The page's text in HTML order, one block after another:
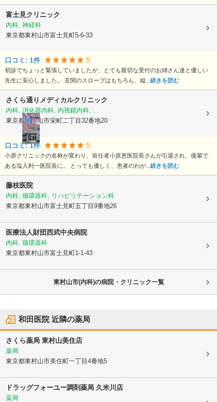
富士見クリニック
内科, 神経科
東京都東村山市富士見町5-6-33
口コミ: 1件 5
初診でちょっと緊張していましたが、とても親切な受付のお姉さん達と優しい
先生に安心しました。 玄関のスロープはもちろん、縦... 続きを読む
さくら通りメディカルクリニック
内科, 消化器内科, 内視鏡内科, ...
東京都東村山市栄町二丁目32番地20
口コミ:1件 5
小原クリニックの名称が変わり、前任者小原恵医院長さんが引退され、後輩で
ある塩入利一医院長に。 とっても優しく、患者のわが... 続きを読む
藤枝医院
内科, 循環器科, リハビリテーション科
東京都東村山市富士見町五丁目9番地26
医療法人財団西武中央病院
内科, 循環器科
東京都東村山市富士見町1-1-43
東村山市(内科)の病院・クリニック一覧
和田医院近隣の薬局
さくら薬局 東村山美住店
薬局
東京都東村山市美住町一丁目4番地5
ドラッグフォーユー調剤薬局 久米川店
薬局